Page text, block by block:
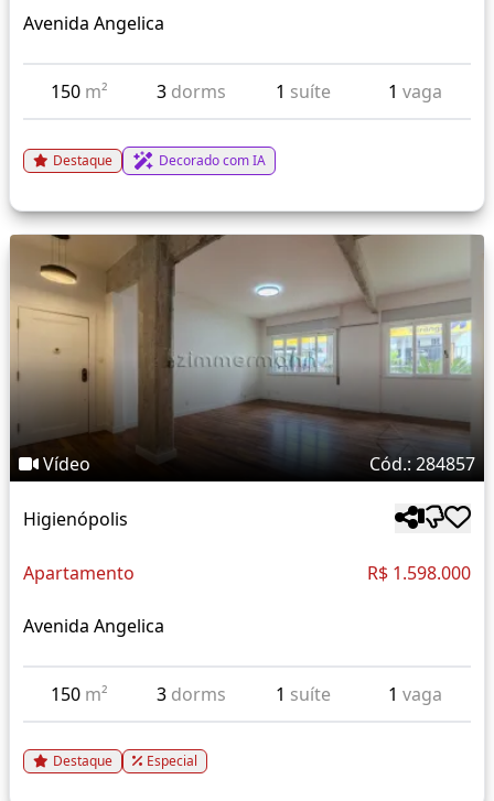
Avenida Angelica
150 m² 3 dorms 1 suíte 1 vaga
Destaque Decorado com IA
Vídeo Cód.: 284857
Higienópolis
Apartamento R$ 1.598.000
Avenida Angelica
150 m² 3 dorms 1 suíte 1 vaga
Destaque Especial